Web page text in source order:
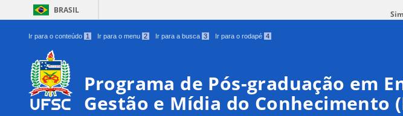
BRASIL
Ir para o conteúdo 1 Ir para o menu 2 Ir para a busca 3 Ir para o rodapé 4
Programa de Pós-graduação em
Gestão e Mídia do Conhecimento